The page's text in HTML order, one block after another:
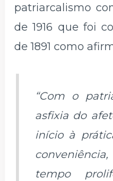
patriarcalismo
de 1916 que foi
de 1891 como
“Com o
asfixia do
início à
tempo